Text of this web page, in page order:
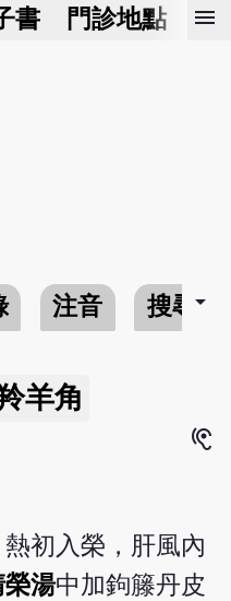
書 門診地點 預
menu
注音 搜尋arrow_drop_down
羊角
hearing
初入榮，肝風內
榮湯中加鉤籐丹皮